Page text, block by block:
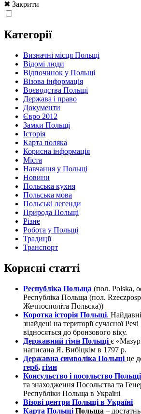
✖ Закрити
Категорії
Визначні місця Польщі
Відомі люди
Відпочинок у Польщі
Візова інформація
Воєводства Польщі
Держава і право
Документи
Євро 2012
Замки Польщі
Історія
Карта поляка
Корисна інформація
Міста
Навчання у Польщі
Новини
Польська кухня
Польська мова
Польські легенди
Природа Польщі
Різне
Робота у Польщі
Традиції
Транспорт
Корисні статті
Республіка Польща (пол. Polska,
Республіка Польща (пол.
Жечпосполіта Польска))
Коротка історія Польщі.
знайдені на території сучасної
відносяться до бронзового віку.
Державний гімн Польщі є
написана Я. Вибіцкім в 1797 р.
Державна символіка Польщі це
герб, гімн
Консульство і посольство
та знаходження Посольства та
Республіки Польща в Україні
Візові центри Польщі в Україні
Карта Польщі Польща –